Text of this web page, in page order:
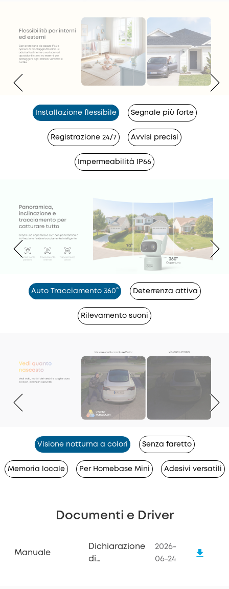
Installazione flessibile Segnale più forte
Registrazione 24/7 Avvisi precisi
Impermeabilità IP66
Auto Tracciamento 360° Deterrenza attiva
Rilevamento suoni
Visione notturna a colori Senza faretto
Memoria locale Per Homebase Mini Adesivi versatili
Documenti e Driver
Manuale
Dichiarazione
di
2026-
06-24